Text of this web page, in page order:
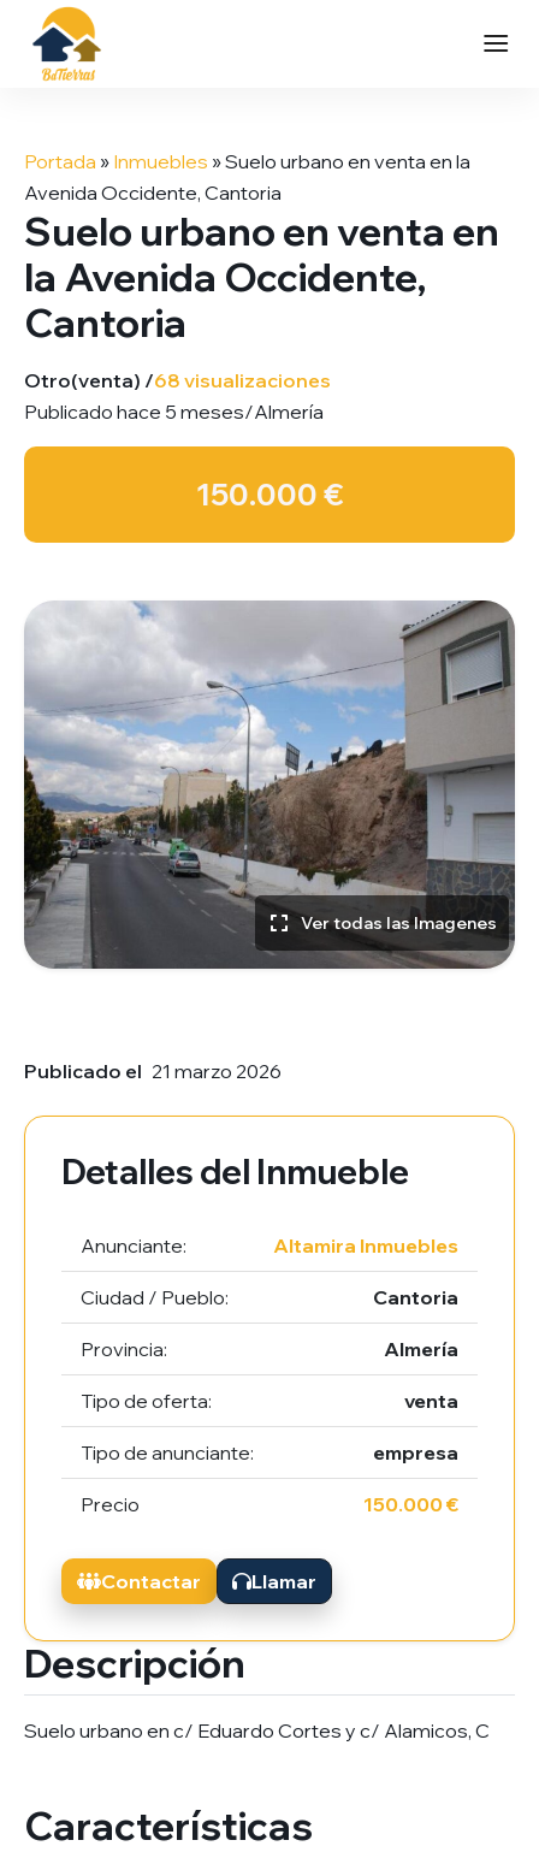
contenido
Portada » Inmuebles »Suelo urbano en venta en la
Avenida Occidente, Cantoria
Suelo urbano en venta en
la Avenida Occidente,
Cantoria
Otro(venta) /68 visualizaciones
Publicado hace 5 meses/Almería
150.000 €
Ver todas las Imagenes
Publicado el 21 marzo 2026
Descripción
Suelo urbano en c/ Eduardo Cortes y c/ Alamicos, C
Características
Detalles del Inmueble
Anunciante: Altamira Inmuebles
Ciudad / Pueblo: Cantoria
Provincia: Almería
Tipo de oferta: venta
Tipo de anunciante: empresa
Precio 150.000 €
Contactar Llamar